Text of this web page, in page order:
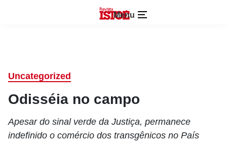
Menu
Uncategorized
Odisséia no campo
Apesar do sinal verde da Justiça, permanece
indefinido o comércio dos transgênicos no País